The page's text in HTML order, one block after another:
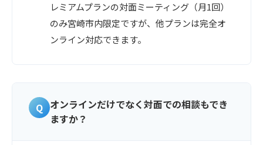
レミアムプランの対面ミーティング（月1回）
のみ宮崎市内限定ですが、他プランは完全オ
ンライン対応できます。
オンラインだけでなく対面での相談もでき
ますか？